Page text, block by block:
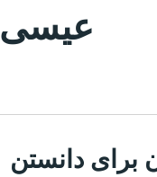
عیسی
برای دانستن